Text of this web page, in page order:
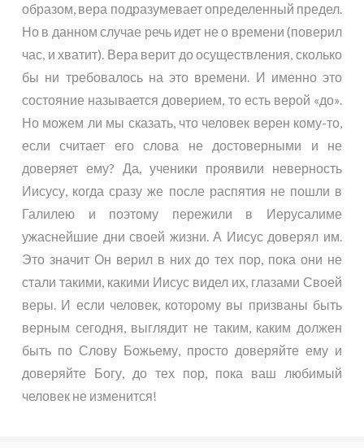
образом, вера подразумевает определенный предел.
Но в данном случае речь идет не о времени (поверил
час, и хватит). Вера верит до осуществления, сколько
бы ни требовалось на это времени. И именно это
состояние называется доверием, то есть верой «до».
Но можем ли мы сказать, что человек верен кому-то,
если считает его слова не достоверными и не
доверяет ему? Да, ученики проявили неверность
Иисусу, когда сразу же после распятия не пошли в
Галилею и поэтому пережили в Иерусалиме
ужаснейшие дни своей жизни. А Иисус доверял им.
Это значит Он верил в них до тех пор, пока они не
стали такими, какими Иисус видел их, глазами Своей
веры. И если человек, которому вы призваны быть
верным сегодня, выглядит не таким, каким должен
быть по Слову Божьему, просто доверяйте ему и
доверяйте Богу, до тех пор, пока ваш любимый
человек не изменится!